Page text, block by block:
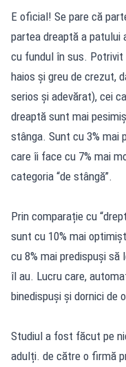
E oficial! Se pare că
partea dreaptă a patului
cu fundul în sus.
haios și greu de crezut,
serios și adevărat), cei
dreaptă sunt mai
stânga. Sunt cu 3% mai
care îi face cu 7% mai
categoria “de stângă”.
Prin comparație cu
sunt cu 10% mai
cu 8% mai predispuși
îl au. Lucru care,
binedispuși și dornici de
Studiul a fost făcut pe
adulți. de către o firmă